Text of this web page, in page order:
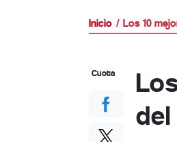
Inicio Los 10
Cuota